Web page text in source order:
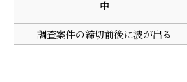
中
調査案件の締切前後に波が出る